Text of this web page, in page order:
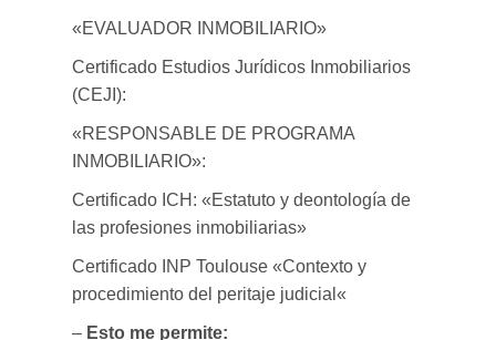
«EVALUADOR INMOBILIARIO»
Certificado Estudios Jurídicos Inmobiliarios
(CEJI):
«RESPONSABLE DE PROGRAMA
INMOBILIARIO»:
Certificado ICH: «Estatuto y deontología de
las profesiones inmobiliarias»
Certificado INP Toulouse «Contexto y
procedimiento del peritaje judicial«
– Esto me permite: